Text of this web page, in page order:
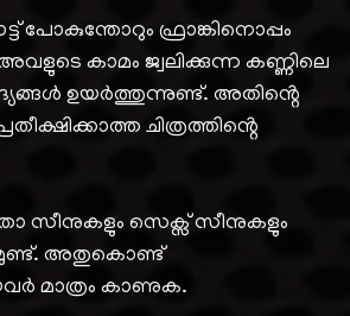
പോകുന്തോറും ഫ്രാങ്കിനൊപ്പം
കാമം ജ്വലിക്കുന്ന കണ്ണിലെ
ഉയർത്തുന്നുണ്ട്. അതിൻ്റെ
ചിത്രത്തിൻ്റെ
സീനുകളും സെക്സ് സീനുകളും
അതുകൊണ്ട്
മാത്രം കാണുക.